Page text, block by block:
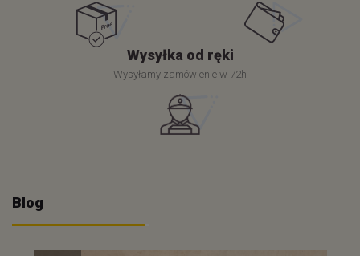
Wysyłka od ręki
Wysyłamy zamówienie w 72h
Blog